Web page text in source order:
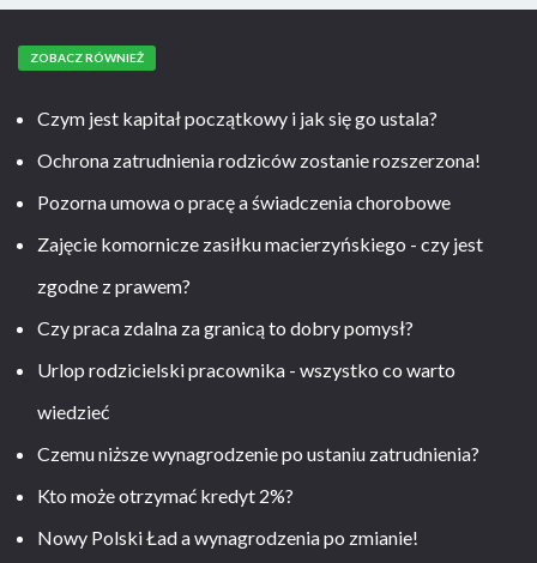
ZOBACZ RÓWNIEŻ
Czym jest kapitał początkowy i jak się go ustala?
Ochrona zatrudnienia rodziców zostanie rozszerzona!
Pozorna umowa o pracę a świadczenia chorobowe
Zajęcie komornicze zasiłku macierzyńskiego - czy jest
zgodne z prawem?
Czy praca zdalna za granicą to dobry pomysł?
Urlop rodzicielski pracownika - wszystko co warto
wiedzieć
Czemu niższe wynagrodzenie po ustaniu zatrudnienia?
Kto może otrzymać kredyt 2%?
Nowy Polski Ład a wynagrodzenia po zmianie!